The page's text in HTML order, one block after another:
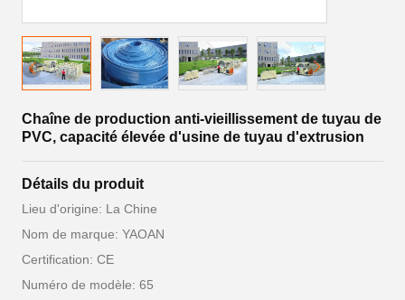
Chaîne de production anti-vieillissement de tuyau de
PVC, capacité élevée d'usine de tuyau d'extrusion
Détails du produit
Lieu d'origine: La Chine
Nom de marque: YAOAN
Certification: CE
Numéro de modèle: 65